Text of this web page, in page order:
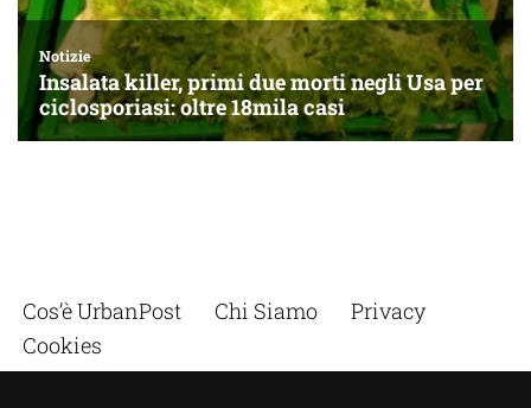
Cos’è UrbanPost Chi Siamo
Privacy
Cookies